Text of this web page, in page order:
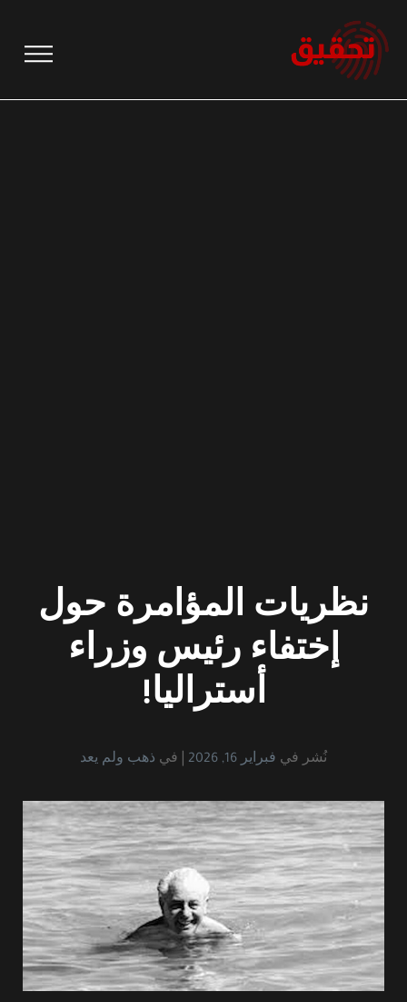
إلى
المحتوى
نظريات المؤامرة حول
إختفاء رئيس وزراء
أستراليا!
نُشر في فبراير 16, 2026 في ذهب ولم يعد